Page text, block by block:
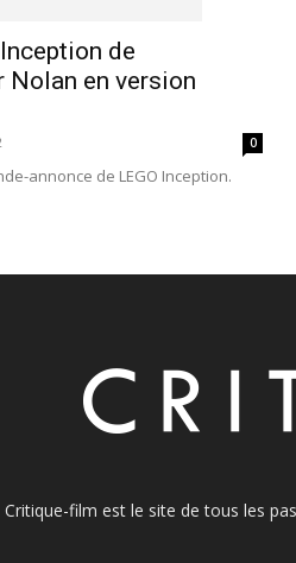
de
Nolan en version
0
annonce de LEGO Inception.
Critique-film est le site de tous les